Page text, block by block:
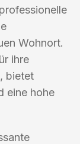
Wohnort.
ihre
bietet
eine hohe